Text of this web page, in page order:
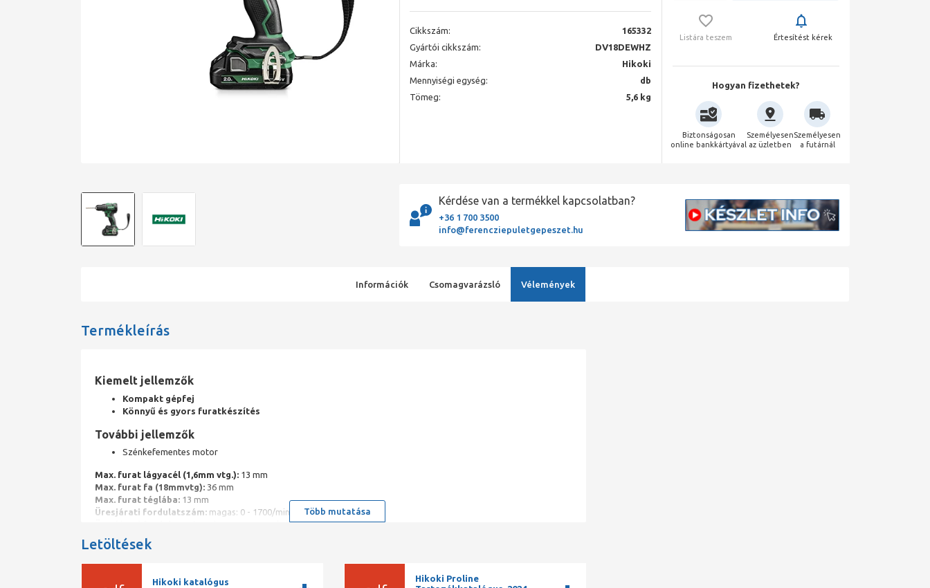
Cikkszám:
165332
Gyártói cikkszám:
DV18DEWHZ
Márka:
Hikoki
Mennyiségi egység:
db
Tömeg:
5,6 kg
Listára teszem Értesítést kérek
Hogyan fizethetek?
Biztonságosan
online bankkártyával
Személyesen
az üzletben
Személyesen
a futárnál
Kérdése van a termékkel kapcsolatban?
+36 1 700 3500
info@ferencziepuletgepeszet.hu
Információk Csomagvarázsló Vélemények
Termékleírás
Kiemelt jellemzők
Kompakt gépfej
Könnyű és gyors furatkészítés
További jellemzők
Szénkefementes motor
Max. furat lágyacél (1,6mm vtg.): 13 mm
Max. furat fa (18mmvtg): 36 mm
Max. furat téglába: 13 mm
Üresjárati fordulatszám: magas: 0 - 1700/min
alacsony: 0 - 400/min
Üresjárati ütésszám:
Üresjárati ütésszám:
LED lámpa:
Több mutatása
Letöltések
Hikoki katalógus
Hikoki Proline